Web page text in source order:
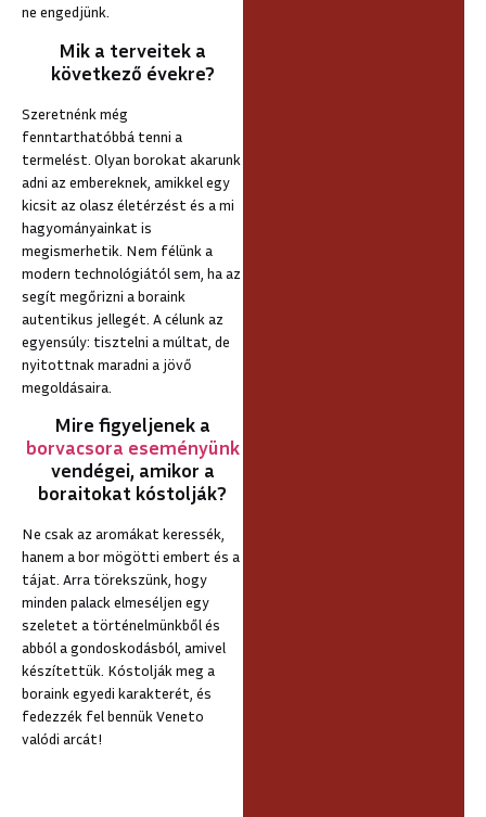
ne engedjünk.
Mik a terveitek a
következő évekre?
Szeretnénk még
fenntarthatóbbá tenni a
termelést. Olyan borokat akarunk
adni az embereknek, amikkel egy
kicsit az olasz életérzést és a mi
hagyományainkat is
megismerhetik. Nem félünk a
modern technológiától sem, ha az
segít megőrizni a boraink
autentikus jellegét. A célunk az
egyensúly: tisztelni a múltat, de
nyitottnak maradni a jövő
megoldásaira.
Mire figyeljenek a
borvacsora eseményünk
vendégei, amikor a
boraitokat kóstolják?
Ne csak az aromákat keressék,
hanem a bor mögötti embert és a
tájat. Arra törekszünk, hogy
minden palack elmeséljen egy
szeletet a történelmünkből és
abból a gondoskodásból, amivel
készítettük. Kóstolják meg a
boraink egyedi karakterét, és
fedezzék fel bennük Veneto
valódi arcát!